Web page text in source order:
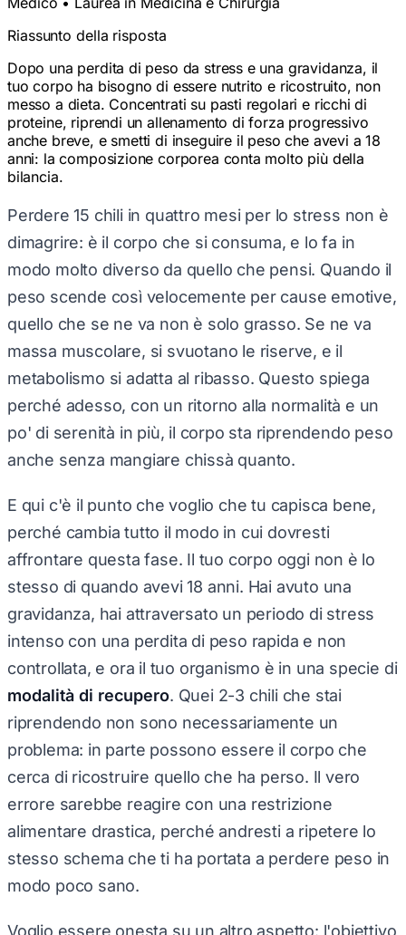
Riassunto della risposta
Dopo una perdita di peso da stress e una gravidanza, il
tuo corpo ha bisogno di essere nutrito e ricostruito, non
messo a dieta. Concentrati su pasti regolari e ricchi di
proteine, riprendi un allenamento di forza progressivo
anche breve, e smetti di inseguire il peso che avevi a 18
anni: la composizione corporea conta molto più della
bilancia.
Perdere 15 chili in quattro mesi per lo stress non è
dimagrire: è il corpo che si consuma, e lo fa in
modo molto diverso da quello che pensi. Quando il
peso scende così velocemente per cause emotive,
quello che se ne va non è solo grasso. Se ne va
massa muscolare, si svuotano le riserve, e il
metabolismo si adatta al ribasso. Questo spiega
perché adesso, con un ritorno alla normalità e un
po' di serenità in più, il corpo sta riprendendo peso
anche senza mangiare chissà quanto.
E qui c'è il punto che voglio che tu capisca bene,
perché cambia tutto il modo in cui dovresti
affrontare questa fase. Il tuo corpo oggi non è lo
stesso di quando avevi 18 anni. Hai avuto una
gravidanza, hai attraversato un periodo di stress
intenso con una perdita di peso rapida e non
controllata, e ora il tuo organismo è in una specie di
modalità di recupero . Quei 2-3 chili che stai
riprendendo non sono necessariamente un
problema: in parte possono essere il corpo che
cerca di ricostruire quello che ha perso. Il vero
errore sarebbe reagire con una restrizione
alimentare drastica, perché andresti a ripetere lo
stesso schema che ti ha portata a perdere peso in
modo poco sano.
Voglio essere onesta su un altro aspetto: l'obiettivo